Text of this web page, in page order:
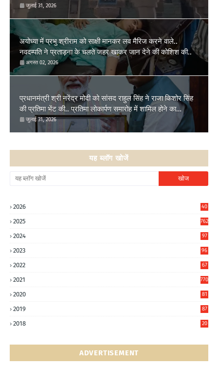
होगा..जुलाई 31, 2026
अयोध्या में प्रभु श्रीराम को साक्षी मानकर लव मैरिज करने वाले..
नवदम्पति ने प्रताड़ना के चलते जहर खाकर जान देने की कोशिश की..
अगस्त 02, 2026
प्रधानमंत्री श्री नरेंद्र मोदी को सांसद राहुल सिंह ने राजा किशोर सिंह
की प्रतिमा भेंट की.. प्रतिमा लोकार्पण समारोह में शामिल होने का
आग्रह..
जुलाई 31, 2026
यह ब्लॉग खोजें
2026
40
2025 762
2024
97
2023
96
2022
67
2021 770
2020
81
2019
87
2018
20
ADVERTISEMENT